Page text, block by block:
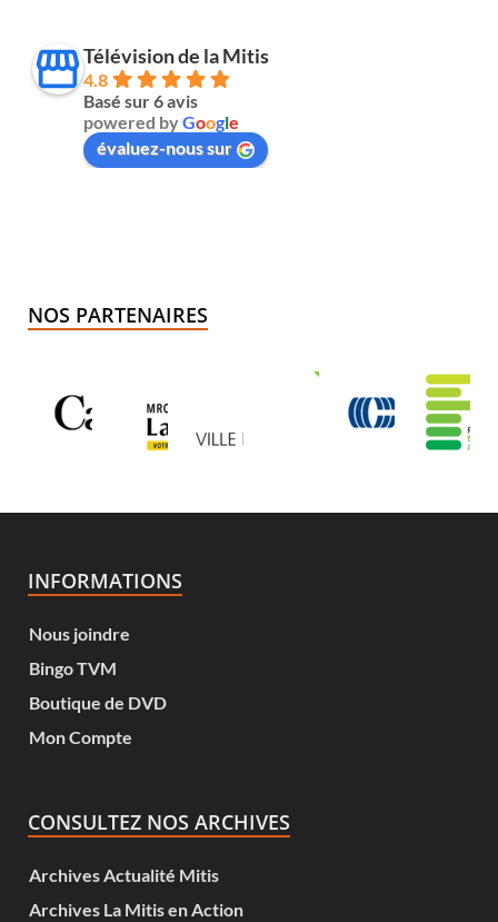
Télévision de la Mitis
4.8
Basé sur 6 avis
powered byGoogle
évaluez-nous sur
NOS PARTENAIRES
INFORMATIONS
Nous joindre
Bingo TVM
Boutique de DVD
Mon Compte
CONSULTEZ NOS ARCHIVES
Archives Actualité Mitis
Archives La Mitis en Action